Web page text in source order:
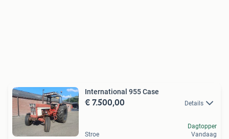
International 955 Case
€ 7.500,00 Details
Stroe
Dagtopper
Vandaag